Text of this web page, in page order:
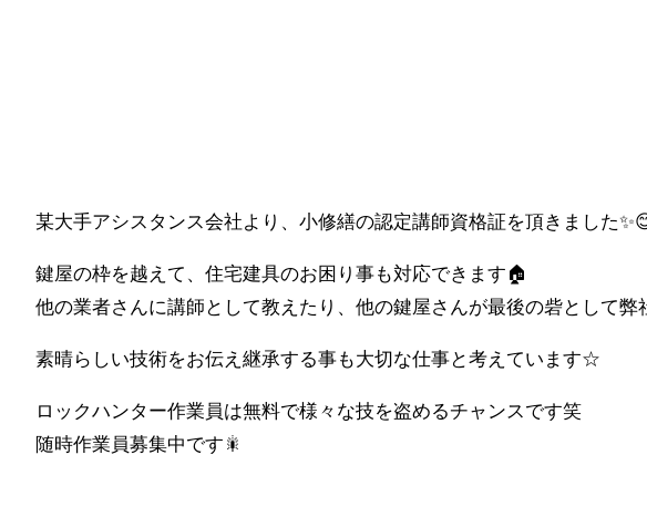
某大手アシスタンス会社より、小修繕の認定講師資格証を頂きました
鍵屋の枠を越えて、住宅建具のお困り事も対応できます🏠
他の業者さんに講師として教えたり、他の鍵屋さんが最後の砦として弊
素晴らしい技術をお伝え継承する事も大切な仕事と考えています☆
ロックハンター作業員は無料で様々な技を盗めるチャンスです笑
随時作業員募集中です🎇